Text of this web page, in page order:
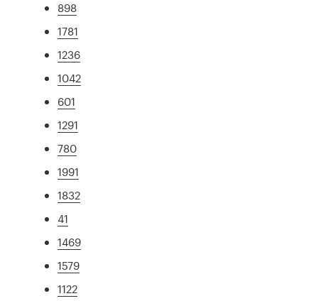
898
1781
1236
1042
601
1291
780
1991
1832
41
1469
1579
1122